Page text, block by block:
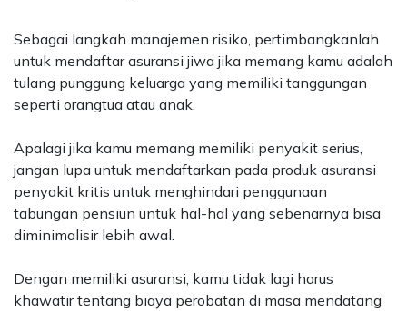
Sebagai langkah manajemen risiko, pertimbangkanlah
untuk mendaftar asuransi jiwa jika memang kamu adalah
tulang punggung keluarga yang memiliki tanggungan
seperti orangtua atau anak.
Apalagi jika kamu memang memiliki penyakit serius,
jangan lupa untuk mendaftarkan pada produk asuransi
penyakit kritis untuk menghindari penggunaan
tabungan pensiun untuk hal-hal yang sebenarnya bisa
diminimalisir lebih awal.
Dengan memiliki asuransi, kamu tidak lagi harus
khawatir tentang biaya perobatan di masa mendatang